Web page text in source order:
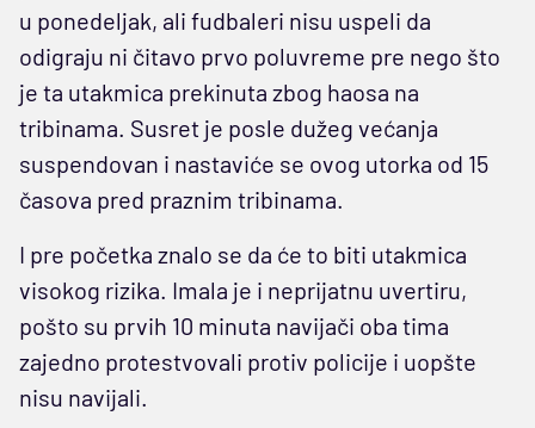
u ponedeljak, ali fudbaleri nisu uspeli da
odigraju ni čitavo prvo poluvreme pre nego što
je ta utakmica prekinuta zbog haosa na
tribinama. Susret je posle dužeg većanja
suspendovan i nastaviće se ovog utorka od 15
časova pred praznim tribinama.
I pre početka znalo se da će to biti utakmica
visokog rizika. Imala je i neprijatnu uvertiru,
pošto su prvih 10 minuta navijači oba tima
zajedno protestvovali protiv policije i uopšte
nisu navijali.